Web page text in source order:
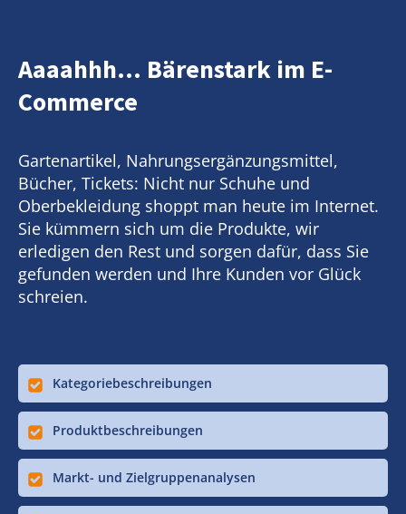
Aaaahhh... Bärenstark im E-
Commerce
Gartenartikel, Nahrungsergänzungsmittel,
Bücher, Tickets: Nicht nur Schuhe und
Oberbekleidung shoppt man heute im Internet.
Sie kümmern sich um die Produkte, wir
erledigen den Rest und sorgen dafür, dass Sie
gefunden werden und Ihre Kunden vor Glück
schreien.
Kategoriebeschreibungen
Produktbeschreibungen
Markt- und Zielgruppenanalysen